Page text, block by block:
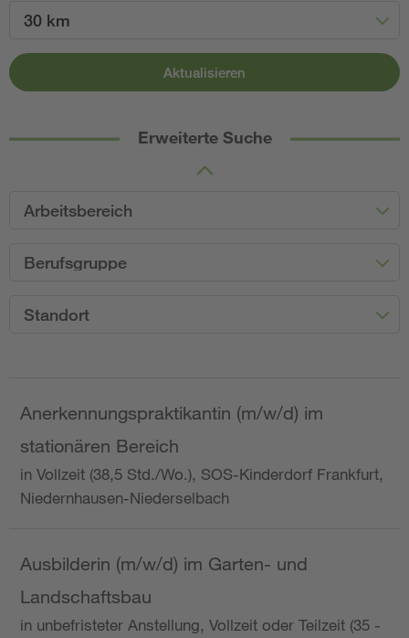
30 km
Aktualisieren
Erweiterte Suche
Arbeitsbereich
Berufsgruppe
Standort
Anerkennungspraktikantin (m/w/d) im
stationären Bereich
in Vollzeit (38,5 Std./Wo.), SOS-Kinderdorf Frankfurt,
Niedernhausen-Niederselbach
Ausbilderin (m/w/d) im Garten- und
Landschaftsbau
in unbefristeter Anstellung, Vollzeit oder Teilzeit (35 -